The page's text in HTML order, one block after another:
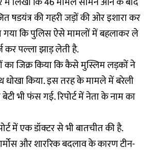
षडयंत्र की गहरी जड़ों की ओर इशारा कर
गया कि पुलिस ऐसे मामलों में बहलाकर ले
कर पल्ला झाड़ लेती है.
का जिक्र किया कि कैसे मुस्लिम लड़कों ने
धोखा किया. इस तरह के मामले में बरेली
भी फंस गई. रिपोर्ट में नेता के नाम का
में एक डॉक्टर से भी बातचीत की है.
और शाररिक बदलाव के कारण टीन-